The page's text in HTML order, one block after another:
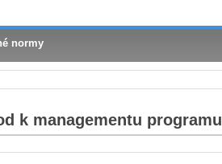
normy
k managementu programu